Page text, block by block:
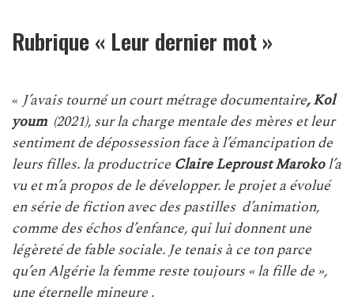
Rubrique « Leur dernier mot »
« J’avais tourné un court métrage documentaire, Kol
youm (2021), sur la charge mentale des mères et leur
sentiment de dépossession face à l’émancipation de
leurs filles. la productrice Claire Leproust Marokol’a
vu et m’a propos de le développer. le projet a évolué
en série de fiction avec des pastilles d’animation,
comme des échos d’enfance, qui lui donnent une
légèreté de fable sociale. Je tenais à ce ton parce
qu’en Algérie la femme reste toujours « la fille de »,
une éternelle mineure .